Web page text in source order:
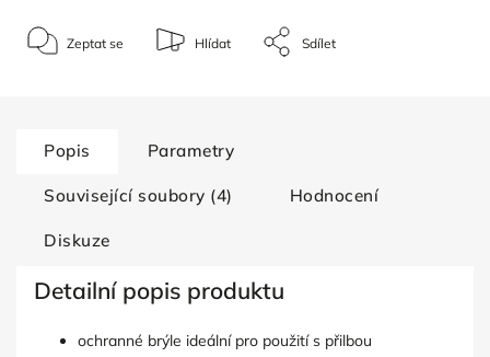
Zeptat se Hlídat Sdílet
Popis Parametry
Související soubory (4) Hodnocení
Diskuze
Detailní popis produktu
ochranné brýle ideální pro použití s přilbou